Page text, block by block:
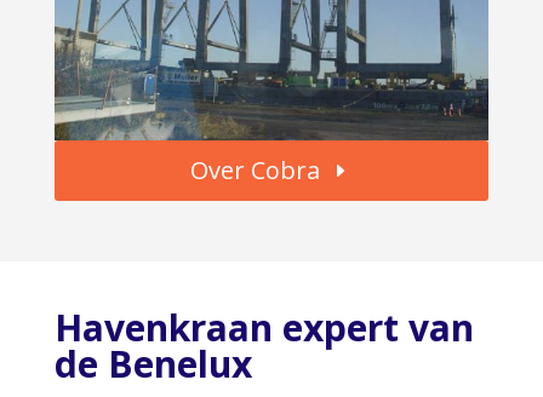
Over Cobra
Havenkraan expert van
de Benelux